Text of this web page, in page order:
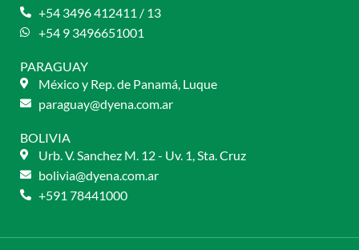
+54 3496 412411 / 13
+54 9 3496651001
PARAGUAY
México y Rep. de Panamá, Luque
paraguay@dyena.com.ar
BOLIVIA
Urb. V. Sanchez M. 12 - Uv. 1, Sta. Cruz
bolivia@dyena.com.ar
+591 78441000